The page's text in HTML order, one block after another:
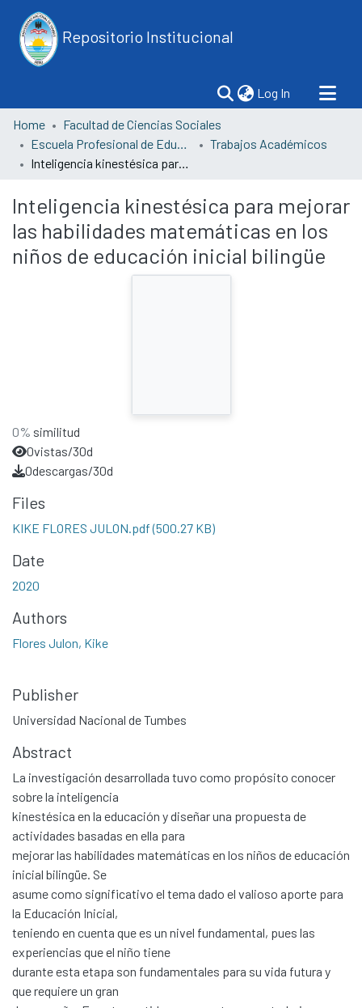
Repositorio Institucional
Log In (current)
Home
Facultad de Ciencias Sociales
Escuela Profesional de Educación
Trabajos Académicos
Inteligencia kinestésica para mejorar las habilidades matemáticas en los niños de educación inicial bilingüe
Inteligencia kinestésica para mejorar
las habilidades matemáticas en los
niños de educación inicial bilingüe
0% similitud
0vistas/30d
0descargas/30d
Files
KIKE FLORES JULON.pdf(500.27 KB)
Date
2020
Authors
Flores Julon, Kike
Publisher
Universidad Nacional de Tumbes
Abstract
La investigación desarrollada tuvo como propósito conocer
sobre la inteligencia
kinestésica en la educación y diseñar una propuesta de
actividades basadas en ella para
mejorar las habilidades matemáticas en los niños de educación
inicial bilingüe. Se
asume como significativo el tema dado el valioso aporte para
la Educación Inicial,
teniendo en cuenta que es un nivel fundamental, pues las
experiencias que el niño tiene
durante esta etapa son fundamentales para su vida futura y
que requiere un gran